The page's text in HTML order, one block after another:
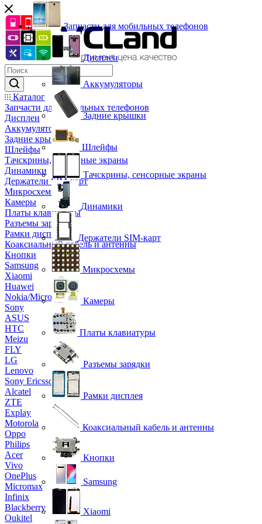
Каталог
Запчасти для мобильных телефонов
Дисплеи
Аккумуляторы
Задние крышки
Шлейфы
Тачскрины, сенсорные экраны
Динамики
Держатели SIM-карт
Микросхемы
Камеры
Платы клавиатуры
Разъемы зарядки
Рамки дисплея
Коаксиальный кабель и антенны
Кнопки
Samsung
Xiaomi
Huawei
Nokia/Microsoft
Sony
ASUS
HTC
Meizu
FLY
LG
Lenovo
Sony Ericsson
Alcatel
ZTE
Explay
Motorola
Oppo
Philips
Acer
Vivo
OnePlus
Micromax
Infinix
Blackberry
Oukitel
Запчасти для мобильных телефонов
Дисплеи
Аккумуляторы
Задние крышки
Шлейфы
Тачскрины, сенсорные экраны
Динамики
Держатели SIM-карт
Микросхемы
Камеры
Платы клавиатуры
Разъемы зарядки
Рамки дисплея
Коаксиальный кабель и антенны
Кнопки
Samsung
Xiaomi